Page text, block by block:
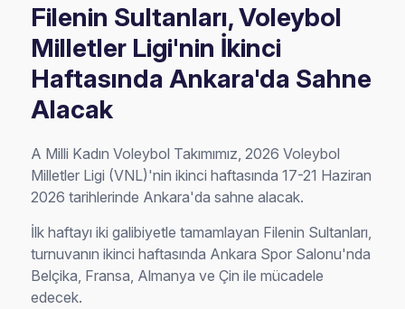
Filenin Sultanları, Voleybol
Milletler Ligi'nin İkinci
Haftasında Ankara'da Sahne
Alacak
A Milli Kadın Voleybol Takımımız, 2026 Voleybol
Milletler Ligi (VNL)'nin ikinci haftasında 17-21 Haziran
2026 tarihlerinde Ankara'da sahne alacak.
İlk haftayı iki galibiyetle tamamlayan Filenin Sultanları,
turnuvanın ikinci haftasında Ankara Spor Salonu'nda
Belçika, Fransa, Almanya ve Çin ile mücadele
edecek.